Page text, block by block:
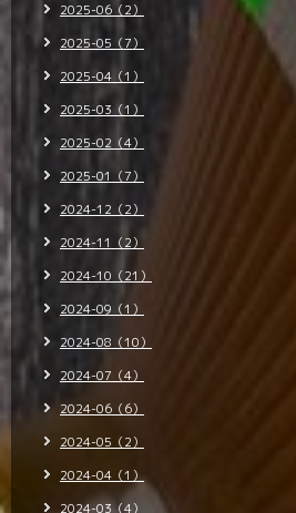
2025-06（2）
2025-05（7）
2025-04（1）
2025-03（1）
2025-02（4）
2025-01（7）
2024-12（2）
2024-11（2）
2024-10（21）
2024-09（1）
2024-08（10）
2024-07（4）
2024-06（6）
2024-05（2）
2024-04（1）
2024-03（4）